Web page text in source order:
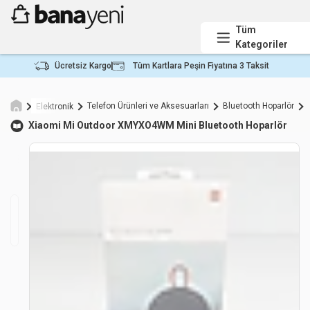
Tüm
Kategoriler
Ücretsiz Kargo Tüm Kartlara Peşin Fiyatına 3 Taksit
Elektronik Telefon Ürünleri ve Aksesuarları Bluetooth Hoparlör
Xiaomi Mi Outdoor XMYXO4WM Mini Bluetooth Hoparlör